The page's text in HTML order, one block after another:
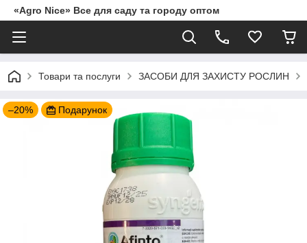
«Agro Nice» Все для саду та городу оптом
Товари та послуги ЗАСОБИ ДЛЯ ЗАХИСТУ РОСЛИН
–20% Подарунок